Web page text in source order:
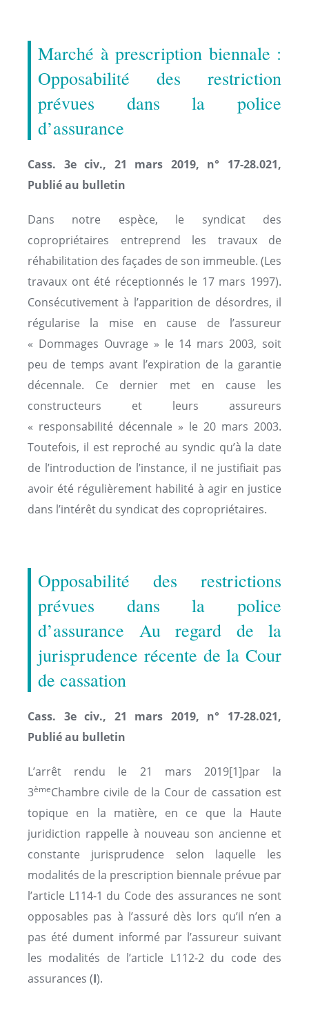
Marché à prescription biennale :
Opposabilité des restriction
prévues dans la police
d’assurance
Cass. 3e civ., 21 mars 2019, n° 17-28.021,
Publié au bulletin
Dans notre espèce, le syndicat des
copropriétaires entreprend les travaux de
réhabilitation des façades de son immeuble. (Les
travaux ont été réceptionnés le 17 mars 1997).
Consécutivement à l’apparition de désordres, il
régularise la mise en cause de l’assureur
« Dommages Ouvrage » le 14 mars 2003, soit
peu de temps avant l’expiration de la garantie
décennale. Ce dernier met en cause les
constructeurs et leurs assureurs
« responsabilité décennale » le 20 mars 2003.
Toutefois, il est reproché au syndic qu’à la date
de l’introduction de l’instance, il ne justifiait pas
avoir été régulièrement habilité à agir en justice
dans l’intérêt du syndicat des copropriétaires.
Opposabilité des restrictions
prévues dans la police
d’assurance Au regard de la
jurisprudence récente de la Cour
de cassation
Cass. 3e civ., 21 mars 2019, n° 17-28.021,
Publié au bulletin
L’arrêt rendu le 21 mars 2019[1]par la
3èmeChambre civile de la Cour de cassation est
topique en la matière, en ce que la Haute
juridiction rappelle à nouveau son ancienne et
constante jurisprudence selon laquelle les
modalités de la prescription biennale prévue par
l’article L114-1 du Code des assurances ne sont
opposables pas à l’assuré dès lors qu’il n’en a
pas été dument informé par l’assureur suivant
les modalités de l’article L112-2 du code des
assurances (I).